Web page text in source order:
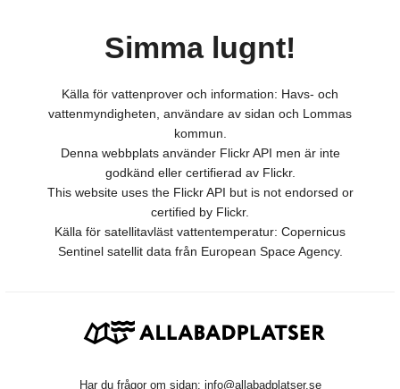
Simma lugnt!
Källa för vattenprover och information: Havs- och
vattenmyndigheten, användare av sidan och Lommas
kommun.
Denna webbplats använder Flickr API men är inte
godkänd eller certifierad av Flickr.
This website uses the Flickr API but is not endorsed or
certified by Flickr.
Källa för satellitavläst vattentemperatur: Copernicus
Sentinel satellit data från European Space Agency.
Har du frågor om sidan: info@allabadplatser.se